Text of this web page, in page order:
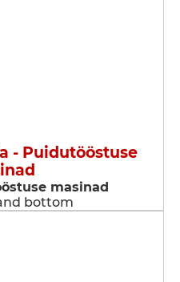
- Puidutööstuse
masinad
bottom